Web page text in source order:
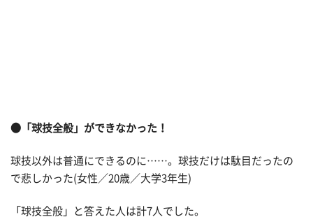
●「球技全般」ができなかった！
球技以外は普通にできるのに……。球技だけは駄目だったの
で悲しかった(女性／20歳／大学3年生)
「球技全般」と答えた人は計7人でした。